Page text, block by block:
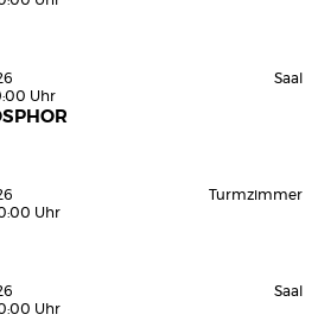
Uhr
Saal
Uhr
Turmzimmer
Uhr
Saal